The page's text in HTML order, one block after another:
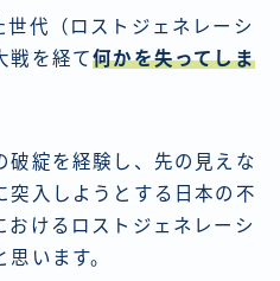
世代（ロストジェネレーシ
戦を経て何かを失ってしま
破綻を経験し、先の見えな
突入しようとする日本の不
けるロストジェネレーシ
います。